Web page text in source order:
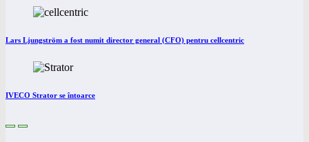
Lars Ljungström a fost numit director general (CFO) pentru cellcentric
IVECO Strator se întoarce